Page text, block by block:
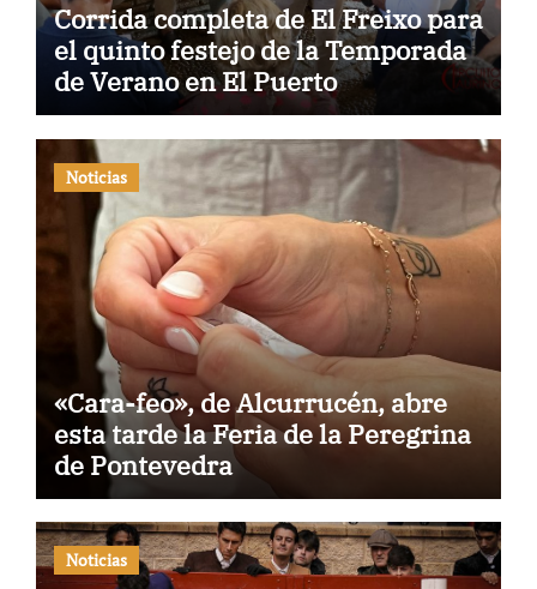
Corrida completa de El Freixo para
el quinto festejo de la Temporada
de Verano en El Puerto
Noticias
«Cara-feo», de Alcurrucén, abre
esta tarde la Feria de la Peregrina
de Pontevedra
Noticias